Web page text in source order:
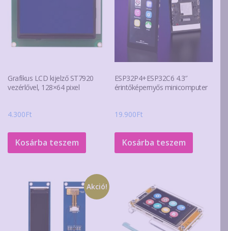
Grafikus LCD kijelző ST7920
vezérlővel, 128×64 pixel
4.300Ft
Kosárba teszem
ESP32P4+ESP32C6 4.3″
érintőképernyős minicomputer
19.900Ft
Kosárba teszem
Akció!